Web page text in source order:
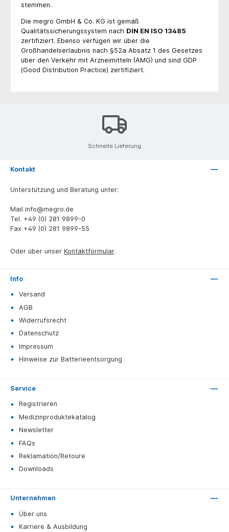
stemmen.
Die megro GmbH & Co. KG ist gemäß
Qualitätssicherungssystem nach DIN EN ISO 13485
zertifiziert. Ebenso verfügen wir über die
Großhandelserlaubnis nach §52a Absatz 1 des Gesetzes
über den Verkehr mit Arzneimitteln (AMG) und sind GDP
(Good Distribution Practice) zertifiziert.
Schnelle Lieferung
Kontakt
Unterstützung und Beratung unter:
Mail info@megro.de
Tel. +49 (0) 281 9899-0
Fax +49 (0) 281 9899-55
Oder über unser Kontaktformular.
Info
Versand
AGB
Widerrufsrecht
Datenschutz
Impressum
Hinweise zur Batterieentsorgung
Service
Registrieren
Medizinproduktekatalog
Newsletter
FAQs
Reklamation/Retoure
Downloads
Unternehmen
Über uns
Karriere & Ausbildung